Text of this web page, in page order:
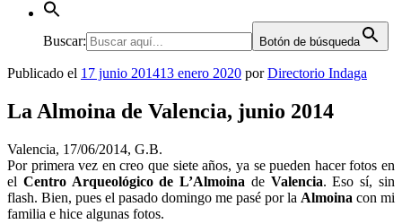
Buscar: Botón de búsqueda
Publicado el 17 junio 201413 enero 2020 porDirectorio Indaga
La Almoina de Valencia, junio 2014
Valencia, 17/06/2014, G.B.
Por primera vez en creo que siete años, ya se pueden hacer fotos en
el Centro Arqueológico de L’Almoina de Valencia. Eso sí, sin
flash. Bien, pues el pasado domingo me pasé por la Almoina con mi
familia e hice algunas fotos.